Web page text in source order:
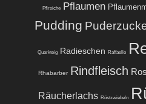
Pfirsiche Pflaumen
Pudding
Quarkteig Radieschen Raffaello
Rhabarber Rindfleisch
Räucherlachs Röstzwiebeln